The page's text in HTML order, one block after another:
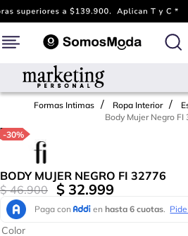
Formas Intimas Ropa Interior
Body Mujer Negro FI
-30%
BODY MUJER NEGRO FI 32776
$ 46.900 $ 32.999
Color